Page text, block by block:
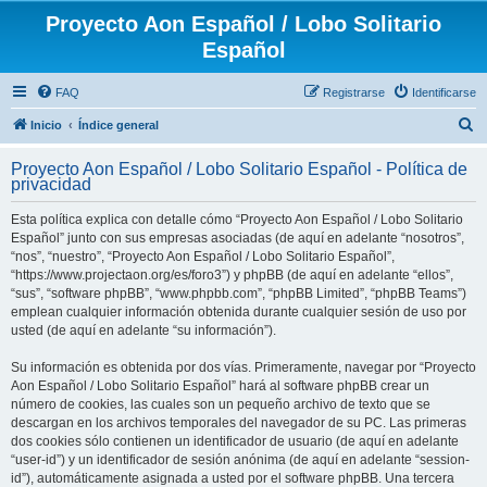
Proyecto Aon Español / Lobo Solitario
Español
FAQ Identificarse
Registrarse
Inicio Índice general
c
Proyecto Aon Español / Lobo Solitario Español - Política de
privacidad
Esta política explica con detalle cómo “Proyecto Aon Español / Lobo Solitario
Español” junto con sus empresas asociadas (de aquí en adelante “nosotros”,
“nos”, “nuestro”, “Proyecto Aon Español / Lobo Solitario Español”,
“https://www.projectaon.org/es/foro3”) y phpBB (de aquí en adelante “ellos”,
“sus”, “software phpBB”, “www.phpbb.com”, “phpBB Limited”, “phpBB Teams”)
emplean cualquier información obtenida durante cualquier sesión de uso por
usted (de aquí en adelante “su información”).
Su información es obtenida por dos vías. Primeramente, navegar por “Proyecto
Aon Español / Lobo Solitario Español” hará al software phpBB crear un
número de cookies, las cuales son un pequeño archivo de texto que se
descargan en los archivos temporales del navegador de su PC. Las primeras
dos cookies sólo contienen un identificador de usuario (de aquí en adelante
“user-id”) y un identificador de sesión anónima (de aquí en adelante “session-
id”), automáticamente asignada a usted por el software phpBB. Una tercera